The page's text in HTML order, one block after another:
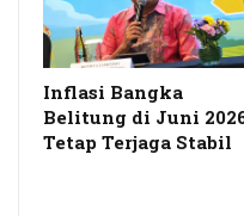
Inflasi Bangka
Belitung di Juni
Tetap Terjaga Stabil